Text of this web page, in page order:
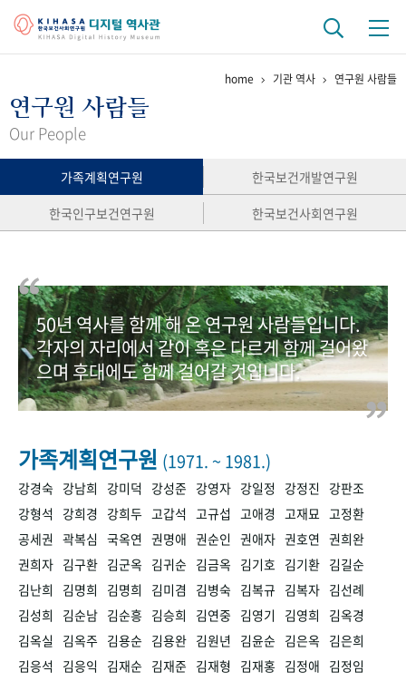
걸어온 길 기관 변천사
연구 역사
정책과 연구 키워드로 보는 연구 역사
연구자들
간행물 변천사
기록물 아카이브
사진 아카이브 문서 기록물 행정박물 영상 기록물
50+1주년 기념
+1
VR 역사관
home 기관 역사 연구원 사람들
연구원 사람들
Our People
가족계획연구원
한국보건개발연구원
한국인구보건연구원
한국보건사회연구원
50년 역사를 함께 해 온 연구원 사람들입니다.
각자의 자리에서 같이 혹은 다르게 함께 걸어왔
으며 후대에도 함께 걸어갈 것입니다.
가족계획연구원 (1971. ~ 1981.)
강경숙 강남희 강미덕 강성준 강영자 강일정 강정진
강판조
강형석
강희경 강희두 고갑석 고규섭 고애경 고재묘 고정환
공세권 곽복심 국옥연 권명애 권순인 권애자 권호연 권희완
권희자 김구환 김군옥 김귀순 김금옥 김기호 김기환 김길순
김난희
김명희 김명희 김미겸 김병숙 김복규 김복자 김선례
김성희
김순남 김순흥 김승희 김연중 김영기 김영희
김옥경
김옥실
김옥주 김용순 김용완 김원년 김윤순 김은옥 김은희
김응석
김응익 김재순 김재준 김재형 김재홍 김정애 김정임